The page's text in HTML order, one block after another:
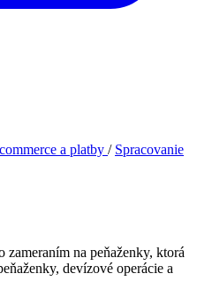
a platby / Spracovanie
na peňaženky, ktorá
devízové operácie a